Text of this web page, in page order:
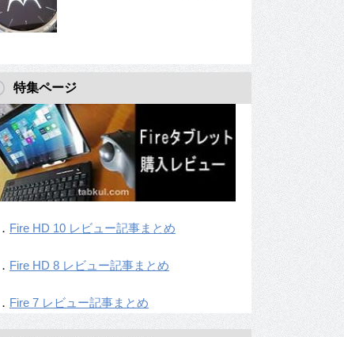
特集ページ
Fire HD 10 レビュー記事まとめ
Fire HD 8 レビュー記事まとめ
Fire 7 レビュー記事まとめ